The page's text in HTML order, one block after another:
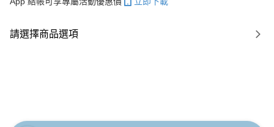
請選擇商品選項